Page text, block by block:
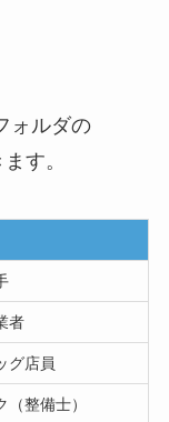
ォルダの
す。
者
グ店員
（整備士）